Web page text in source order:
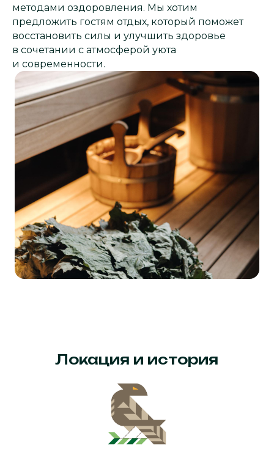
методами оздоровления. Мы хотим
предложить гостям отдых, который поможет
восстановить силы и улучшить здоровье
в сочетании с атмосферой уюта
и современности.
Локация и история